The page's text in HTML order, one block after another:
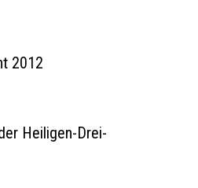
2012
Heiligen-Drei-